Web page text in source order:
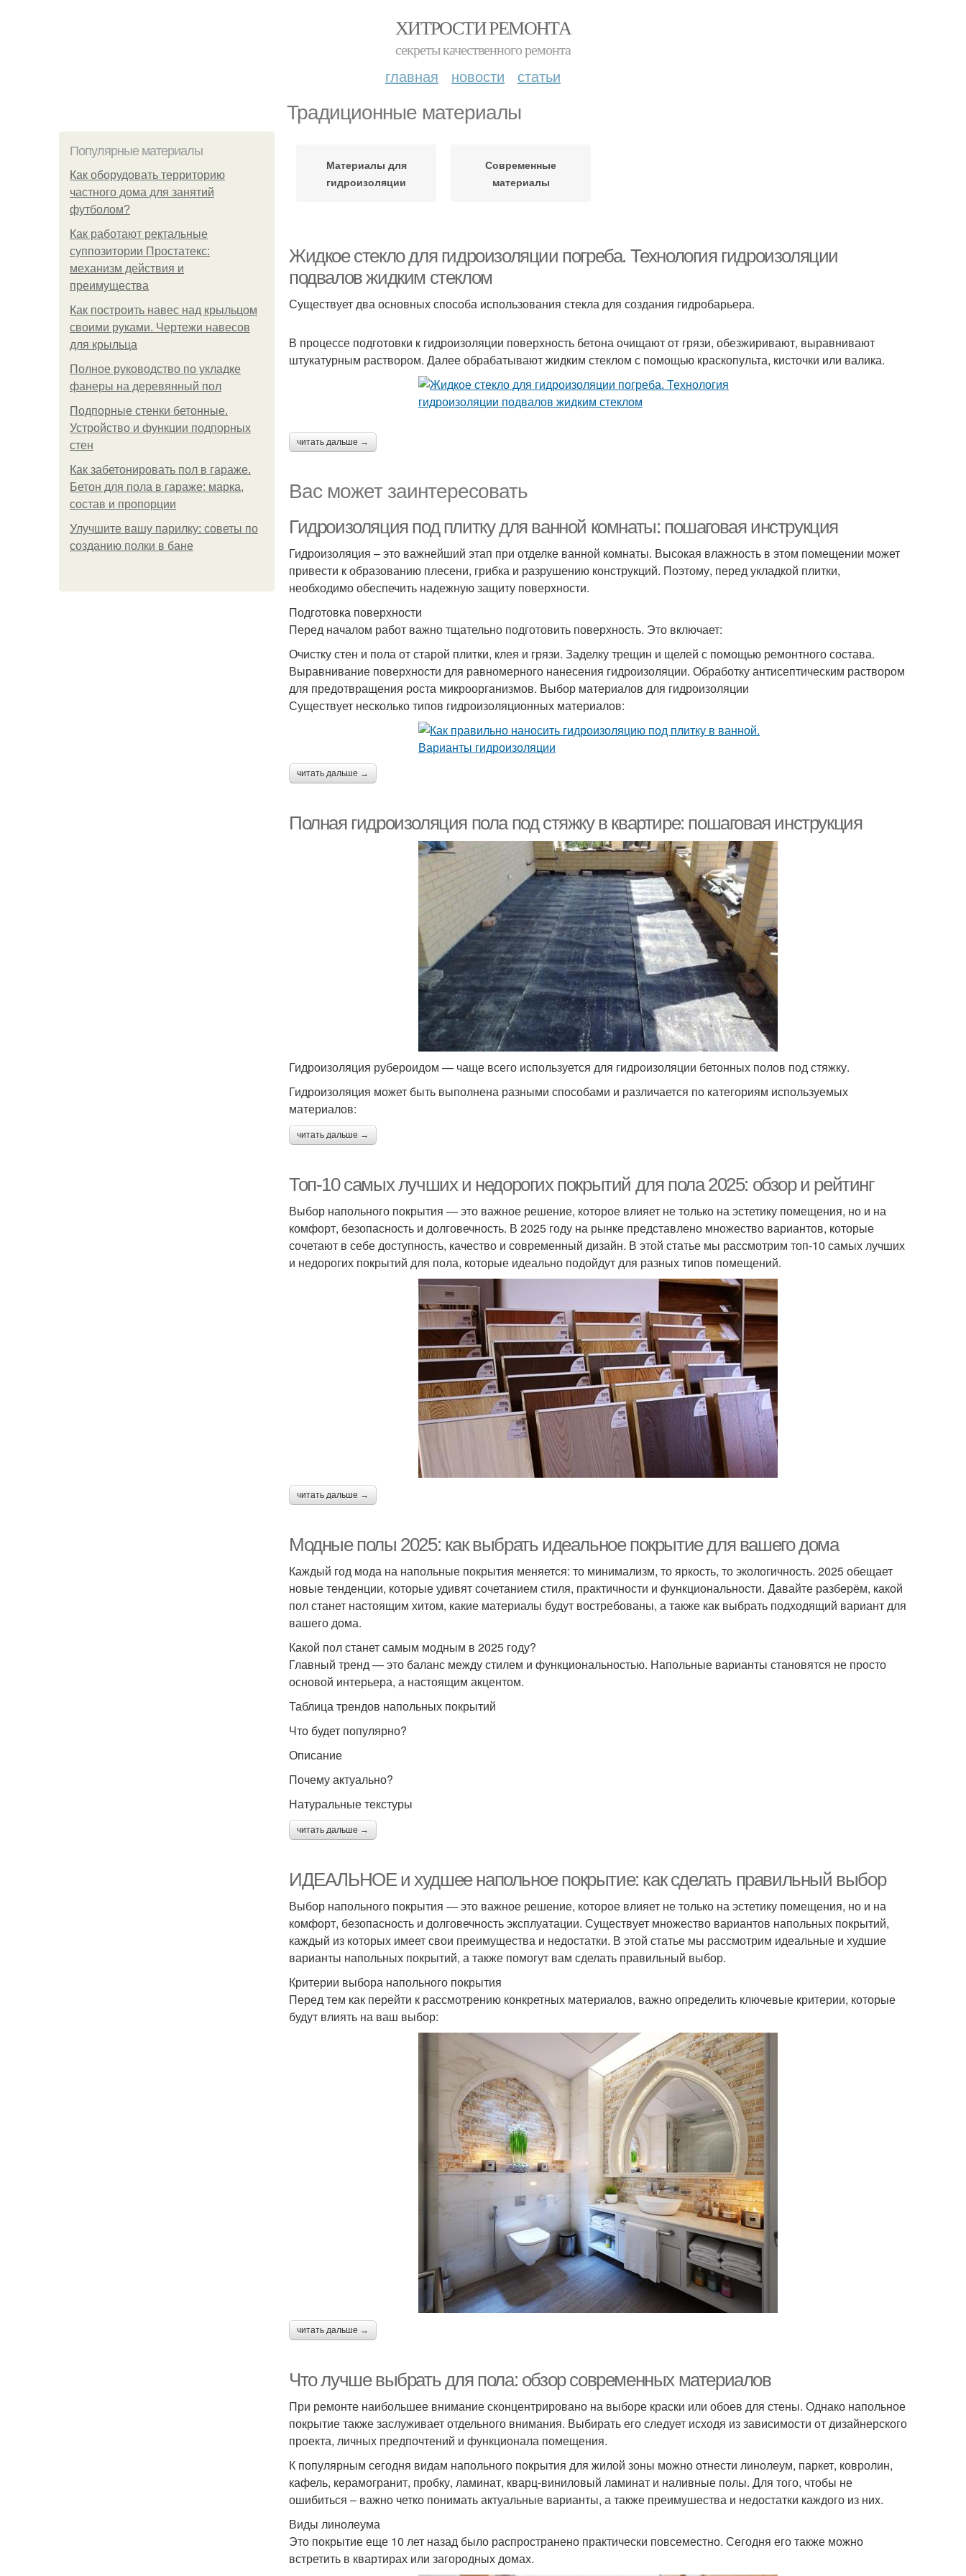
ХИТРОСТИ РЕМОНТА
секреты качественного ремонта
главная новости статьи
Традиционные материалы
Популярные материалы
Как оборудовать территорию
частного дома для занятий
футболом?
Как работают ректальные
суппозитории Простатекс:
механизм действия и
преимущества
Как построить навес над крыльцом
своими руками. Чертежи навесов
для крыльца
Полное руководство по укладке
фанеры на деревянный пол
Подпорные стенки бетонные.
Устройство и функции подпорных
стен
Как забетонировать пол в гараже.
Бетон для пола в гараже: марка,
состав и пропорции
Улучшите вашу парилку: советы по
созданию полки в бане
Материалы для
гидроизоляции
Современные
материалы
Жидкое стекло для гидроизоляции погреба. Технология гидроизоляции
подвалов жидким стеклом
Существует два основных способа использования стекла для создания гидробарьера.
В процессе подготовки к гидроизоляции поверхность бетона очищают от грязи, обезжиривают, выравнивают
штукатурным раствором. Далее обрабатывают жидким стеклом с помощью краскопульта, кисточки или валика.
читать дальше →
Вас может заинтересовать
Гидроизоляция под плитку для ванной комнаты: пошаговая инструкция
Гидроизоляция – это важнейший этап при отделке ванной комнаты. Высокая влажность в этом помещении может
привести к образованию плесени, грибка и разрушению конструкций. Поэтому, перед укладкой плитки,
необходимо обеспечить надежную защиту поверхности.
Подготовка поверхности
Перед началом работ важно тщательно подготовить поверхность. Это включает:
Очистку стен и пола от старой плитки, клея и грязи. Заделку трещин и щелей с помощью ремонтного состава.
Выравнивание поверхности для равномерного нанесения гидроизоляции. Обработку антисептическим раствором
для предотвращения роста микроорганизмов. Выбор материалов для гидроизоляции
Существует несколько типов гидроизоляционных материалов:
читать дальше →
Полная гидроизоляция пола под стяжку в квартире: пошаговая инструкция
Гидроизоляция рубероидом — чаще всего используется для гидроизоляции бетонных полов под стяжку.
Гидроизоляция может быть выполнена разными способами и различается по категориям используемых
материалов:
читать дальше →
Топ-10 самых лучших и недорогих покрытий для пола 2025: обзор и рейтинг
Выбор напольного покрытия — это важное решение, которое влияет не только на эстетику помещения, но и на
комфорт, безопасность и долговечность. В 2025 году на рынке представлено множество вариантов, которые
сочетают в себе доступность, качество и современный дизайн. В этой статье мы рассмотрим топ-10 самых лучших
и недорогих покрытий для пола, которые идеально подойдут для разных типов помещений.
читать дальше →
Модные полы 2025: как выбрать идеальное покрытие для вашего дома
Каждый год мода на напольные покрытия меняется: то минимализм, то яркость, то экологичность. 2025 обещает
новые тенденции, которые удивят сочетанием стиля, практичности и функциональности. Давайте разберём, какой
пол станет настоящим хитом, какие материалы будут востребованы, а также как выбрать подходящий вариант для
вашего дома.
Какой пол станет самым модным в 2025 году?
Главный тренд — это баланс между стилем и функциональностью. Напольные варианты становятся не просто
основой интерьера, а настоящим акцентом.
Таблица трендов напольных покрытий
Что будет популярно?
Описание
Почему актуально?
Натуральные текстуры
читать дальше →
ИДЕАЛЬНОЕ и худшее напольное покрытие: как сделать правильный выбор
Выбор напольного покрытия — это важное решение, которое влияет не только на эстетику помещения, но и на
комфорт, безопасность и долговечность эксплуатации. Существует множество вариантов напольных покрытий,
каждый из которых имеет свои преимущества и недостатки. В этой статье мы рассмотрим идеальные и худшие
варианты напольных покрытий, а также помогут вам сделать правильный выбор.
Критерии выбора напольного покрытия
Перед тем как перейти к рассмотрению конкретных материалов, важно определить ключевые критерии, которые
будут влиять на ваш выбор:
читать дальше →
Что лучше выбрать для пола: обзор современных материалов
При ремонте наибольшее внимание сконцентрировано на выборе краски или обоев для стены. Однако напольное
покрытие также заслуживает отдельного внимания. Выбирать его следует исходя из зависимости от дизайнерского
проекта, личных предпочтений и функционала помещения.
К популярным сегодня видам напольного покрытия для жилой зоны можно отнести линолеум, паркет, ковролин,
кафель, керамогранит, пробку, ламинат, кварц-виниловый ламинат и наливные полы. Для того, чтобы не
ошибиться – важно четко понимать актуальные варианты, а также преимушества и недостатки каждого из них.
Виды линолеума
Это покрытие еще 10 лет назад было распространено практически повсеместно. Сегодня его также можно
встретить в квартирах или загородных домах.